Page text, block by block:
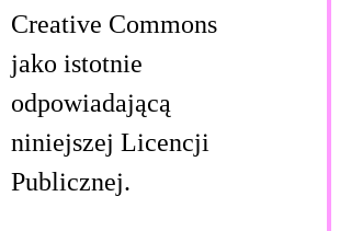
Creative Commons
jako istotnie
odpowiadającą
niniejszej Licencji
Publicznej.